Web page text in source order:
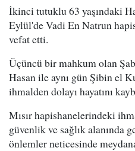
İkinci tutuklu 63 yaşındaki
Eylül'de Vadi En Natrun
vefat etti.
Üçüncü bir mahkum olan
Hasan ile aynı gün Şibin el
ihmalden dolayı hayatını
Mısır hapishanelerindeki
güvenlik ve sağlık alanında
önlemler neticesinde